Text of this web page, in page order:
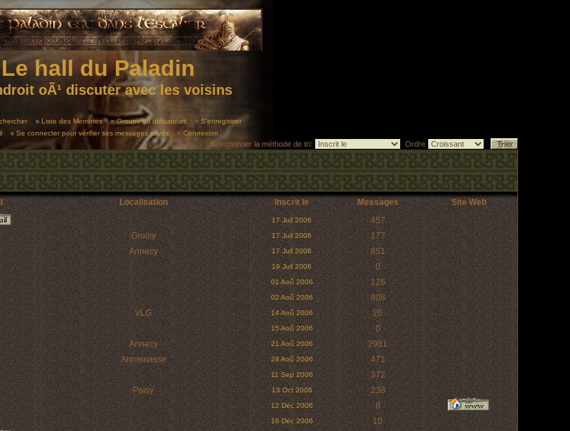
Le hall du Paladin
oÃ¹ discuter avec les voisins
Liste des Membres Groupes d'utilisateurs
S'enregistrer
Se connecter pour vérifier ses messages privés Connexion
Sélectionner la méthode de tri: Ordre
Localisation Inscrit le Messages
Site Web
17 Juil 2006
457
Groisy 17 Juil 2006
177
Annecy 17 Juil 2006
851
19 Juil 2006
0
01 Aoû 2006
126
02 Aoû 2006
808
VLG 14 Aoû 2006
26
15 Aoû 2006
0
Annecy 21 Aoû 2006
2981
Annemasse 28 Aoû 2006
471
11 Sep 2006
372
Poisy 13 Oct 2006
238
12 Déc 2006
8
16 Déc 2006
10